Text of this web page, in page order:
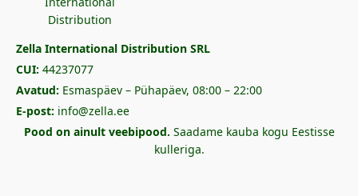
Zella International Distribution SRL
CUI: 44237077
Avatud: Esmaspäev – Pühapäev, 08:00 – 22:00
E-post: info@zella.ee
Pood on ainult veebipood. Saadame kauba kogu Eestisse
kulleriga.